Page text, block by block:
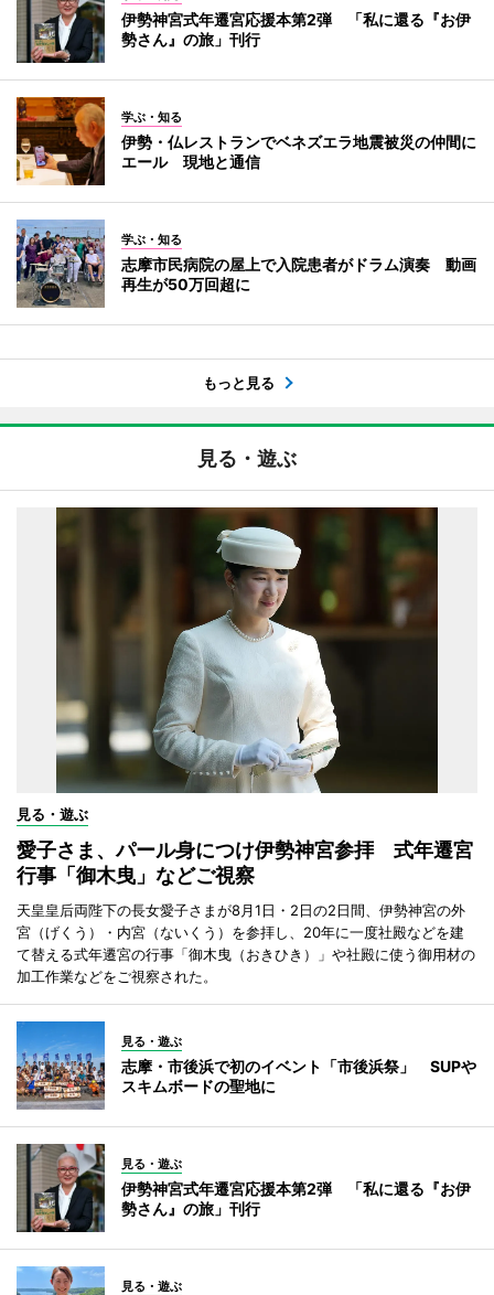
伊勢神宮式年遷宮応援本第2弾 「私に還る『お伊
勢さん』の旅」刊行
学ぶ・知る
伊勢・仏レストランでベネズエラ地震被災の仲間に
エール 現地と通信
学ぶ・知る
志摩市民病院の屋上で入院患者がドラム演奏 動画
再生が50万回超に
もっと見る
見る・遊ぶ
見る・遊ぶ
愛子さま、パール身につけ伊勢神宮参拝 式年遷宮
行事「御木曳」などご視察
天皇皇后両陛下の長女愛子さまが8月1日・2日の2日間、伊勢神宮の外
宮（げくう）・内宮（ないくう）を参拝し、20年に一度社殿などを建
て替える式年遷宮の行事「御木曳（おきひき）」や社殿に使う御用材の
加工作業などをご視察された。
見る・遊ぶ
志摩・市後浜で初のイベント「市後浜祭」 SUPや
スキムボードの聖地に
見る・遊ぶ
伊勢神宮式年遷宮応援本第2弾 「私に還る『お伊
勢さん』の旅」刊行
見る・遊ぶ